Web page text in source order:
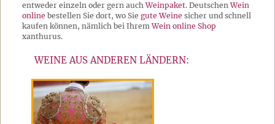
entweder einzeln oder gern auchWeinpaket. DeutschenWein
online bestellen Sie dort, wo Sie gute Weine sicher und schnell
kaufen können, nämlich bei IhremWein online Shop
xanthurus.
WEINE AUS ANDEREN LÄNDERN: